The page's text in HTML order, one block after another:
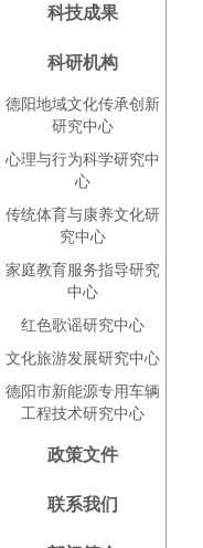
科技成果
科研机构
德阳地域文化传承创新
研究中心
心理与行为科学研究中
心
传统体育与康养文化研
究中心
家庭教育服务指导研究
中心
红色歌谣研究中心
文化旅游发展研究中心
德阳市新能源专用车辆
工程技术研究中心
政策文件
联系我们